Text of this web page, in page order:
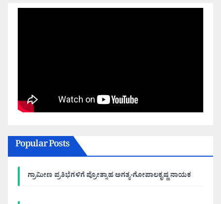
Popular Posts
ಗ್ರಾಮೀಣ ಪ್ರತಿಭೆಗಳಿಗೆ ಪ್ರೋತ್ಸಾಹ ಅಗತ್ಯ-ಗೋಪಾಲಕೃಷ್ಣ ನಾಯಕ